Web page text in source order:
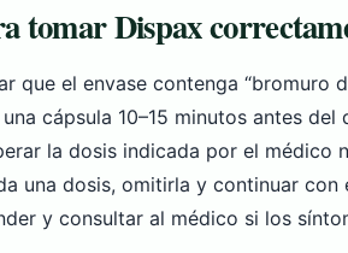
tomar Dispax
que el envase contenga “bromuro
cápsula 10–15 minutos antes
la dosis indicada por el médico
una dosis, omitirla y continuar
y consultar al médico si los